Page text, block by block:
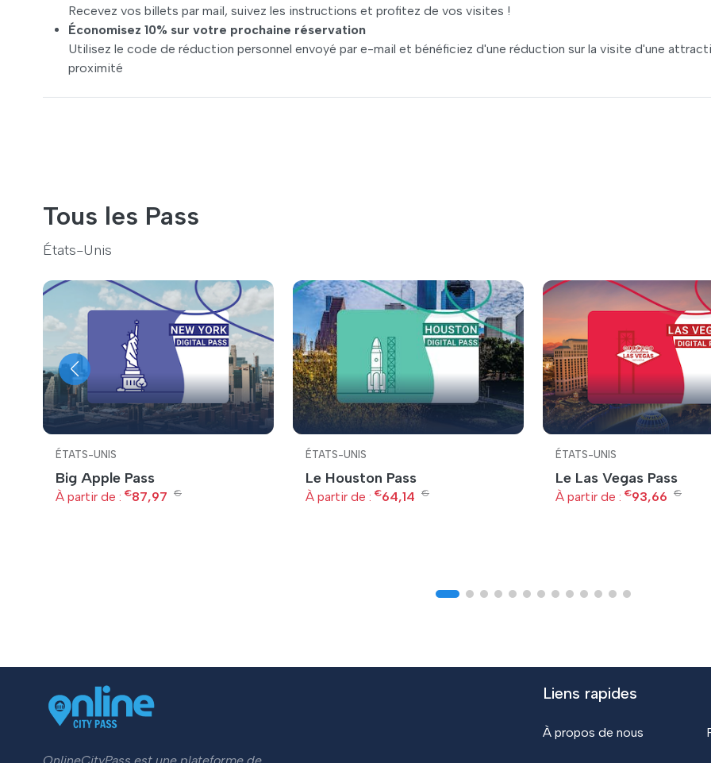
Recevez vos billets par mail, suivez les instructions et profitez de vos visites !
Économisez 10% sur votre prochaine réservation
Utilisez le code de réduction personnel envoyé par e-mail et bénéficiez d'une réduction sur la visite d'une
proximité
Tous les Pass
États-Unis
ÉTATS-UNIS
Big Apple Pass
À partir de : €87,97 €
ÉTATS-UNIS
Le Houston Pass
À partir de : €64,14 €
ÉTATS-UNIS
Le Las Vegas Pass
À partir de : €93,66 €
OnlineCityPass est une plateforme de
Liens rapides
À propos de nous